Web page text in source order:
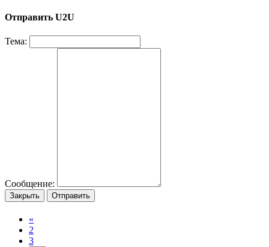
Отправить U2U
Тема:
Сообщение:
Закрыть Отправить
«
2
3